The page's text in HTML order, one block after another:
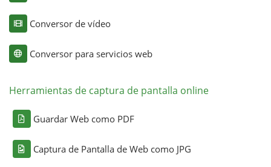
Conversor de vídeo
Conversor para servicios web
Herramientas de captura de pantalla online
Guardar Web como PDF
Captura de Pantalla de Web como JPG